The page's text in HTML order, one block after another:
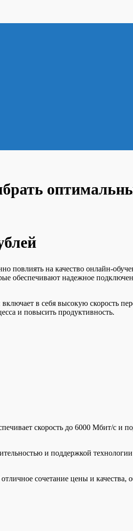
на качество онлайн-
обеспечивают надежное
в себя высокую скорость
и повысить продуктивность.
скорость до 6000 Мбит/с и
и поддержкой технологии
сочетание цены и качества,